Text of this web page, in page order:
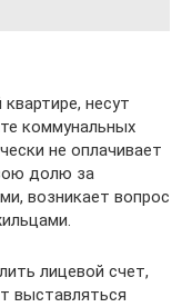
несут
коммунальных
не оплачивает
долю за
возникает вопрос
лицевой счет,
выставляться